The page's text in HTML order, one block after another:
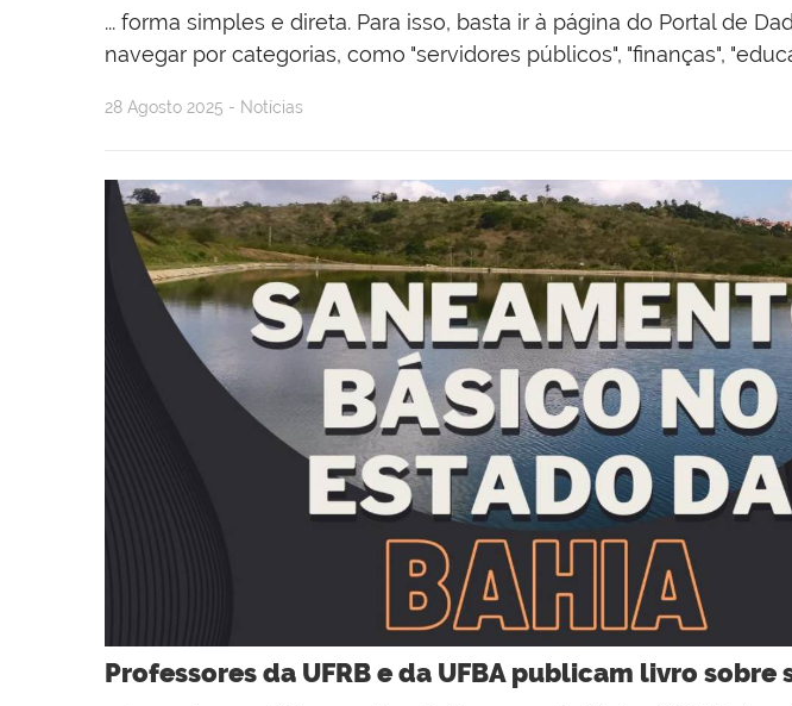
... forma simples e direta. Para isso, basta ir à página do Portal de
navegar por categorias, como "servidores públicos", "finanças",
28 Agosto 2025 - Notícias
Professores da UFRB e da UFBA publicam livro